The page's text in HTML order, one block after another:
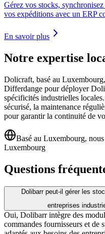
Gérez vos stocks,
vos expéditions avec un ERP
En savoir plus
Notre expertise
Dolicraft, basé au
Differdange pour déployer
spécificités industrielles
sécurisé, la maintenance
pour garantir la continuité de
Basé au Luxembourg,
Luxembourg
Questions
Dolibarr peut-il gérer les
entreprises
Oui, Dolibarr intègre des
commandes fournisseurs et de